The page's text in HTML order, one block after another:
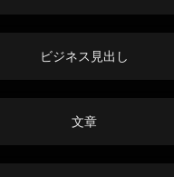
ビジネス見出し
文章